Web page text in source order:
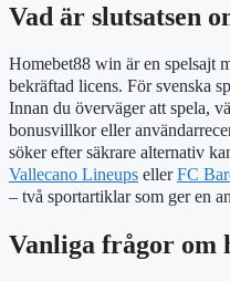
Vad är slutsatsen
Homebet88 win är en spelsajt
bekräftad licens. För svenska
Innan du överväger att spela,
bonusvillkor eller
söker efter säkrare alternativ
Vallecano Lineups ellerFC
– två sportartiklar som ger en
Vanliga frågor om